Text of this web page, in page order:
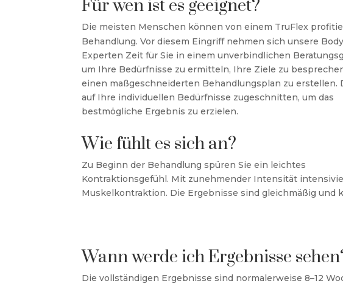
Für wen ist es geeignet?
Die meisten Menschen können von einem TruFlex
Behandlung. Vor diesem Eingriff nehmen sich unsere
Experten Zeit für Sie in einem unverbindlichen
um Ihre Bedürfnisse zu ermitteln, Ihre Ziele zu
einen maßgeschneiderten Behandlungsplan zu erstellen.
auf Ihre individuellen Bedürfnisse zugeschnitten, um das
bestmögliche Ergebnis zu erzielen.
Wie fühlt es sich an?
Zu Beginn der Behandlung spüren Sie ein leichtes
Kontraktionsgefühl. Mit zunehmender Intensität
Muskelkontraktion. Die Ergebnisse sind gleichmäßig und
Wann werde ich Ergebnisse
Die vollständigen Ergebnisse sind normalerweise 8–12